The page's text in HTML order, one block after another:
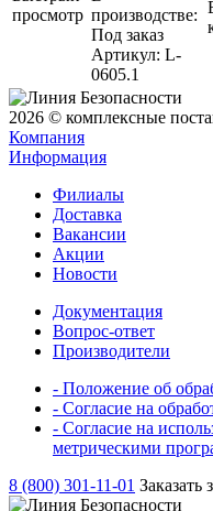
просмотр производстве:
Под заказ
Артикул: L-
0605.1
2026 © комплексные
Компания
Информация
Филиалы
Доставка
Вакансии
Акции
Новости
Документация
Вопрос-ответ
Производители
- Положение об
- Согласие на
- Согласие на
метрическими
8 (800) 301-11-01 Заказать